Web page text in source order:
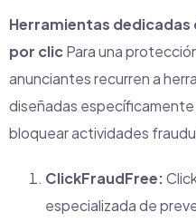
Herramientas
por clicPara una
anunciantes recurren a
diseñadas específicamente
bloquear actividades
ClickFraudFree:
especializada de